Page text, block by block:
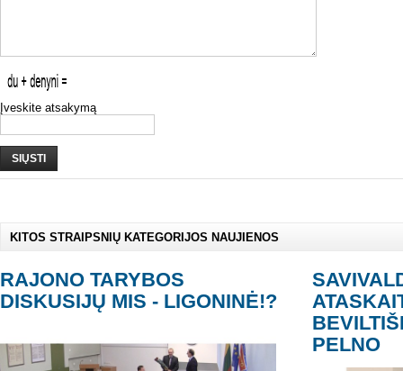
Įveskite atsakymą
SIŲSTI
KITOS STRAIPSNIŲ KATEGORIJOS NAUJIENOS
RAJONO TARYBOS
DISKUSIJŲ MIS - LIGONINĖ!?
PELNO